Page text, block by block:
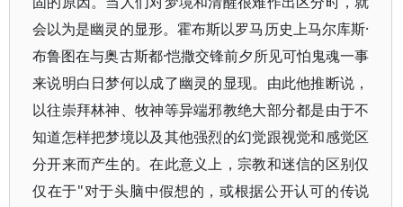
会以为是幽灵的显形。霍布斯以罗马历史上马尔库斯·
布鲁图在与奥古斯都·恺撒交锋前夕所见可怕鬼魂一事
来说明白日梦何以成了幽灵的显现。由此他推断说，
以往崇拜林神、牧神等异端邪教绝大部分都是由于不
知道怎样把梦境以及其他强烈的幻觉跟视觉和感觉区
分开来而产生的。在此意义上，宗教和迷信的区别仅
仅在于"对于头脑中假想的，或根据公开认可的传说